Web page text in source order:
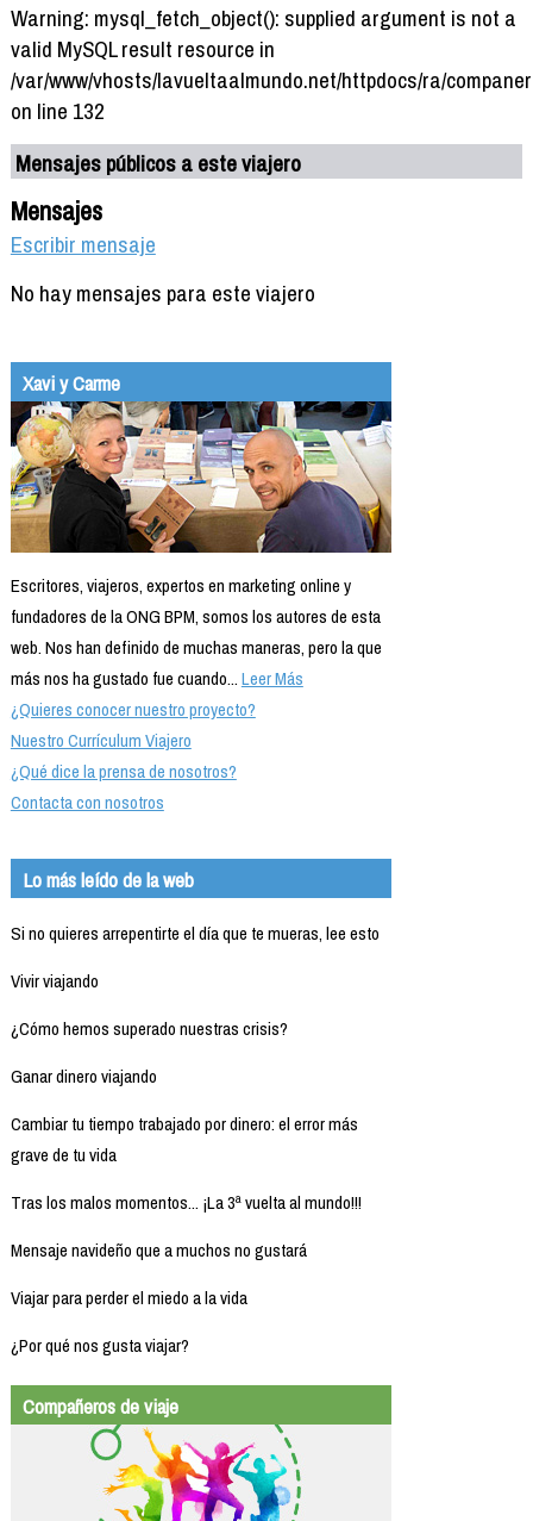
Warning: mysql_fetch_object(): supplied argument is not a
valid MySQL result resource in
/var/www/vhosts/lavueltaalmundo.net/httpdocs/ra/
on line 132
Mensajes públicos a este viajero
Mensajes
Escribir mensaje
No hay mensajes para este viajero
Xavi y Carme
Escritores, viajeros, expertos en marketing online y
fundadores de la ONG BPM, somos los autores de esta
web. Nos han definido de muchas maneras, pero la que
más nos ha gustado fue cuando...Leer Más
¿Quieres conocer nuestro proyecto?
Nuestro Currículum Viajero
¿Qué dice la prensa de nosotros?
Contacta con nosotros
Lo más leído de la web
Si no quieres arrepentirte el día que te mueras, lee esto
Vivir viajando
¿Cómo hemos superado nuestras crisis?
Ganar dinero viajando
Cambiar tu tiempo trabajado por dinero: el error más
grave de tu vida
Tras los malos momentos... ¡La 3ª vuelta al mundo!!!
Mensaje navideño que a muchos no gustará
Viajar para perder el miedo a la vida
¿Por qué nos gusta viajar?
Compañeros de viaje